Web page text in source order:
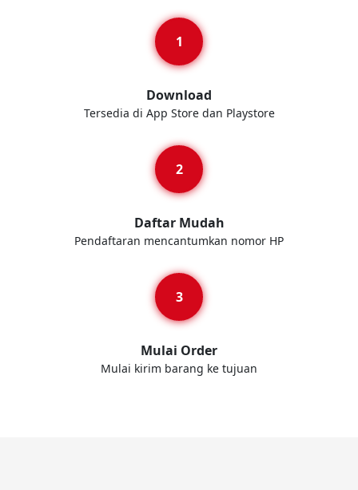
Download
Tersedia di App Store dan Playstore
Daftar Mudah
Pendaftaran mencantumkan nomor HP
Mulai Order
Mulai kirim barang ke tujuan